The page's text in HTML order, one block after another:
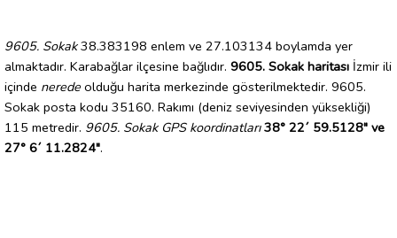
9605. Sokak38.383198 enlem ve 27.103134 boylamda yer
almaktadır. Karabağlar ilçesine bağlıdır. 9605. Sokak haritası İzmir ili
içinde nerede olduğu harita merkezinde gösterilmektedir. 9605.
Sokak posta kodu 35160. Rakımı (deniz seviyesinden yüksekliği)
115 metredir. 9605. Sokak GPS koordinatları 38° 22´ 59.5128" ve
27° 6´ 11.2824".